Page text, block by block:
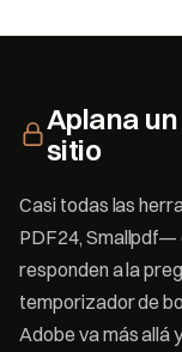
Aplana
sitio
Casi todas las
PDF24, Smallpdf—
responden a la
temporizador de
Adobe va más allá